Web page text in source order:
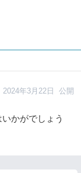
2024年3月22日 公開
かがでしょう